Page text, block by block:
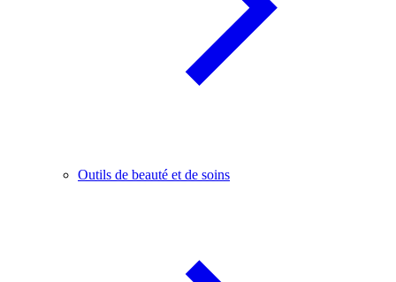
Outils de beauté et de soins